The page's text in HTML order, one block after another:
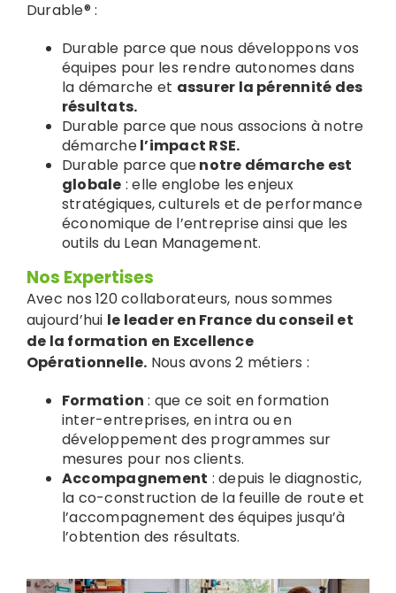
Durable® :
Durable parce que nous développons vos
équipes pour les rendre autonomes dans
la démarche et assurer la pérennité des
résultats.
Durable parce que nous associons à notre
démarchel’impact RSE.
Durable parce quenotre démarche est
globale : elle englobe les enjeux
stratégiques, culturels et de performance
économique de l’entreprise ainsi que les
outils du Lean Management.
Nos Expertises
Avec nos 120 collaborateurs, nous sommes
aujourd’hui le leader en France du conseil et
de la formation en Excellence
Opérationnelle. Nous avons 2 métiers :
Formation : que ce soit en formation
inter-entreprises, en intra ou en
développement des programmes sur
mesures pour nos clients.
Accompagnement : depuis le diagnostic,
la co-construction de la feuille de route et
l’accompagnement des équipes jusqu’à
l’obtention des résultats.